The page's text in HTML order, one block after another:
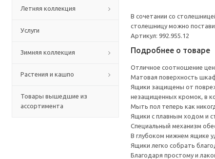
Летняя коллекция
Услуги
Зимняя коллекция
Растения и кашпо
Товары вышедшие из
ассортимента
В сочетании со
столешницу можно
Артикул: 992.955.12
Подробнее о товаре
Отличное соотношение
Матовая поверхность
Ящики защищены от
незащищенных кромок, в
Мыть пол теперь как
Ящики с плавным ходом и
Специальный механизм
В глубоком нижнем ящике
Ящики легко собрать
Благодаря простому и